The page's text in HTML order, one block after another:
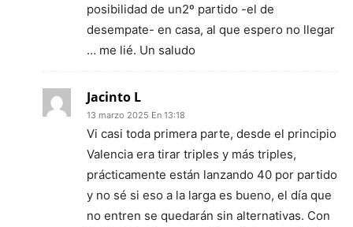
posibilidad de un2º partido -el de
desempate- en casa, al que espero no llegar
… me lié. Un saludo
Jacinto L
13 marzo 2025 En 13:18
Vi casi toda primera parte, desde el principio
Valencia era tirar triples y más triples,
prácticamente están lanzando 40 por partido
y no sé si eso a la larga es bueno, el día que
no entren se quedarán sin alternativas. Con